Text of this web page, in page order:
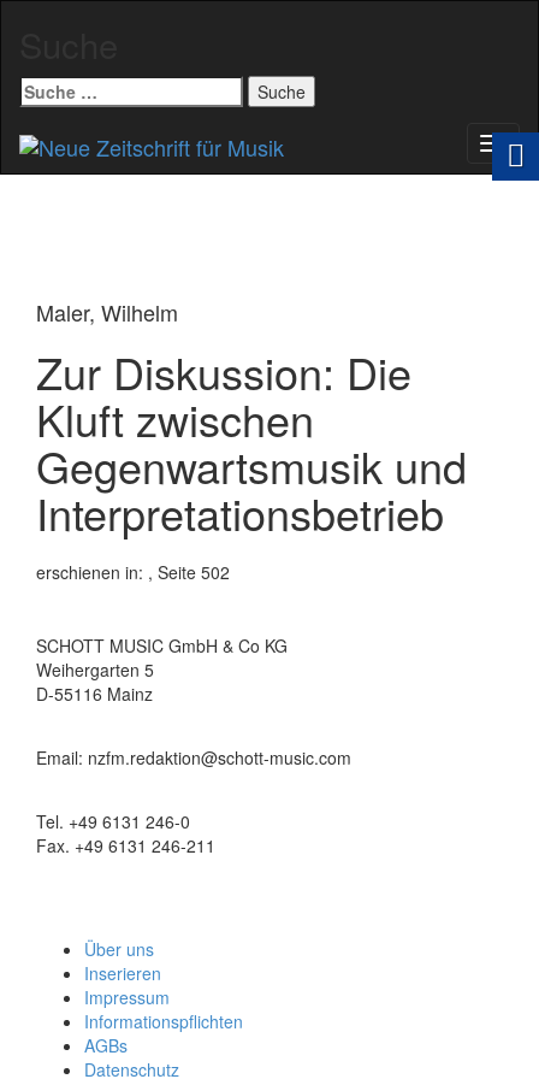
Suche
nach:
Maler, Wilhelm
Zur Diskussion: Die
Kluft zwischen
Gegenwartsmusik und
Interpretationsbetrieb
erschienen in: , Seite 502
SCHOTT MUSIC GmbH & Co KG
Weihergarten 5
D-55116 Mainz
Email: nzfm.redaktion@schott-music.com
Tel. +49 6131 246-0
Fax. +49 6131 246-211
Über uns
Inserieren
Impressum
Informationspflichten
AGBs
Datenschutz